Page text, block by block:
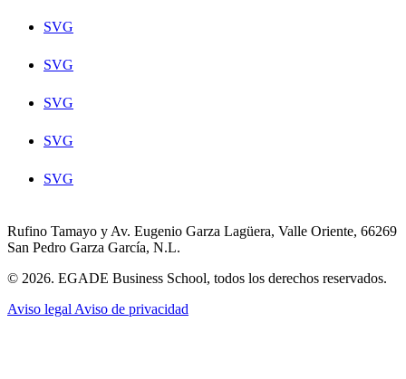
SVG
SVG
SVG
SVG
SVG
Rufino Tamayo y Av. Eugenio Garza Lagüera, Valle Oriente, 66269
San Pedro Garza García, N.L.
© 2026. EGADE Business School, todos los derechos reservados.
Aviso legal Aviso de privacidad